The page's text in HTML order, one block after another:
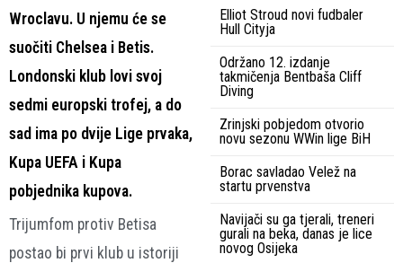
Wroclavu. U njemu će se
suočiti Chelsea i Betis.
Londonski klub lovi svoj
sedmi europski trofej, a do
sad ima po dvije Lige prvaka,
Kupa UEFA i Kupa
pobjednika kupova.
Trijumfom protiv Betisa
postao bi prvi klub u istoriji
Elliot Stroud novi fudbaler
Hull Cityja
Održano 12. izdanje
takmičenja Bentbaša Cliff
Diving
Zrinjski pobjedom otvorio
novu sezonu WWin lige BiH
Borac savladao Velež na
startu prvenstva
Navijači su ga tjerali, treneri
gurali na beka, danas je lice
novog Osijeka